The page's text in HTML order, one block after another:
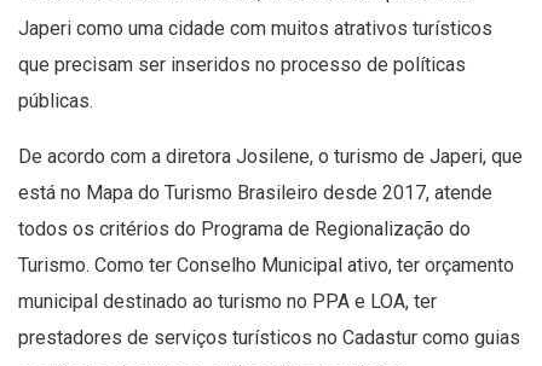
Japeri como uma cidade com muitos atrativos turísticos
que precisam ser inseridos no processo de políticas
públicas.
De acordo com a diretora Josilene, o turismo de Japeri, que
está no Mapa do Turismo Brasileiro desde 2017, atende
todos os critérios do Programa de Regionalização do
Turismo. Como ter Conselho Municipal ativo, ter orçamento
municipal destinado ao turismo no PPA e LOA, ter
prestadores de serviços turísticos no Cadastur como guias